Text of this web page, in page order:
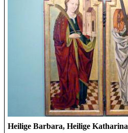
Heilige Barbara, Heilige Katharina